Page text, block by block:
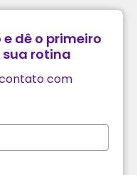
dê o primeiro
rotina
com